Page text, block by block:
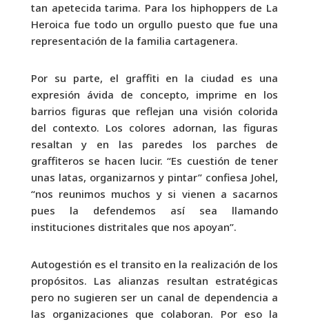
tan apetecida tarima. Para los hiphoppers de La
Heroica fue todo un orgullo puesto que fue una
representación de la familia cartagenera.
Por su parte, el graffiti en la ciudad es una
expresión ávida de concepto, imprime en los
barrios figuras que reflejan una visión colorida
del contexto. Los colores adornan, las figuras
resaltan y en las paredes los parches de
graffiteros se hacen lucir. “Es cuestión de tener
unas latas, organizarnos y pintar” confiesa Johel,
“nos reunimos muchos y si vienen a sacarnos
pues la defendemos así sea llamando
instituciones distritales que nos apoyan”.
Autogestión es el transito en la realización de los
propósitos. Las alianzas resultan estratégicas
pero no sugieren ser un canal de dependencia a
las organizaciones que colaboran. Por eso la